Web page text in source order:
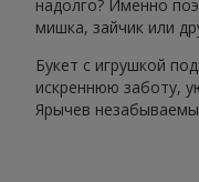
надолго? Именно
мишка, зайчик или
Букет с игрушкой
искреннюю заботу,
Ярычев